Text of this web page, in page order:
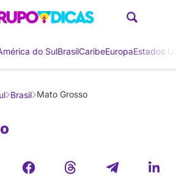
do SulBrasilCaribeEuropaEstados
Brasil Mato Grosso